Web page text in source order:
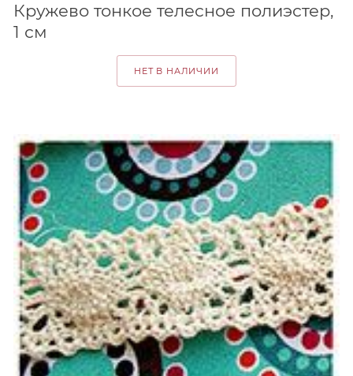
Кружево тонкое телесное полиэстер,
1 см
НЕТ В НАЛИЧИИ